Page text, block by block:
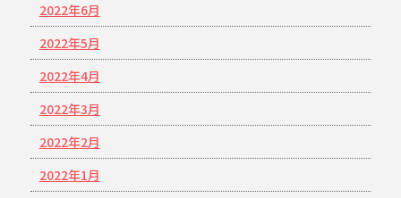
2022年6月
2022年5月
2022年4月
2022年3月
2022年2月
2022年1月